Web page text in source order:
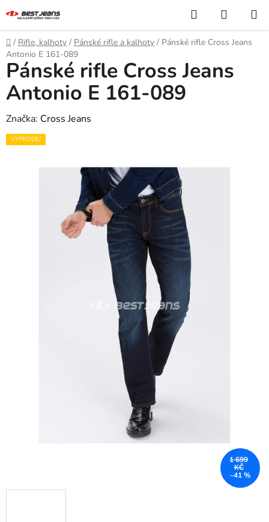
na
obsah
Hledat
KOŠÍK
Domů
/ Rifle, kalhoty / Pánské rifle a kalhoty / Pánské rifle Cross Jeans
Antonio E 161-089
Pánské rifle Cross Jeans
Antonio E 161-089
Značka: Cross Jeans
VÝPRODEJ
1 699
KČ
–41 %